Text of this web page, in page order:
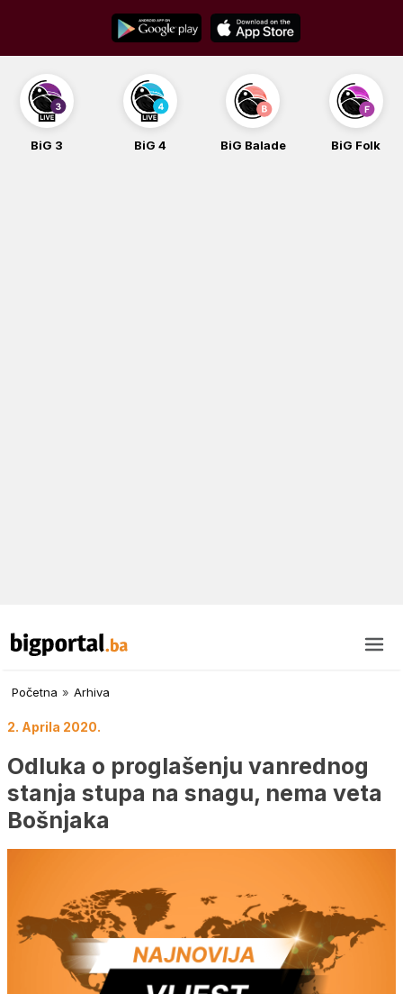
content
BiG 3 BiG 4 BiG Balade BiG Folk
Početna » Arhiva
2. Aprila 2020.
Odluka o proglašenju vanrednog
stanja stupa na snagu, nema veta
Bošnjaka